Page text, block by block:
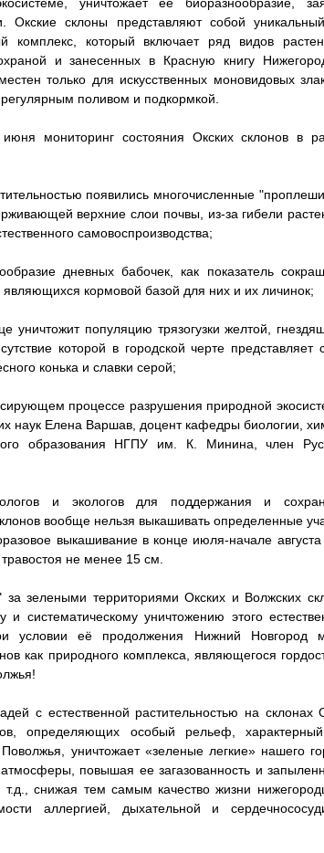
Окские склоны представляют собой
комплекс, который включает ряд видов
и занесенных в Красную книгу
только для искусственных моновидовых
поливом и подкормкой.
мониторинг состояния Окских склонов в
появились многочисленные
верхние слои почвы, из-за гибели
самовоспроизводства;
дневных бабочек, как показатель
являющихся кормовой базой для них и их личинок;
уничтожит популяцию трязогузки желтой,
которой в городской черте представляет
конька и славки серой;
процессе разрушения природной
наук Елена Варшав, доцент кафедры биологии,
образования НГПУ им. К. Минина, член
и экологов для поддержания и
вообще нельзя выкашивать определенные
выкашивание в конце июля-начале
не менее 15 см.
зелеными территориями Окских и Волжских
и систематическому уничтожению этого
условии её продолжения Нижний Новгород
как природного комплекса, являющегося
с естественной растительностью на склонах
определяющих особый рельеф,
уничтожает «зеленые легкие» нашего
повышая ее загазованность и
т.д., снижая тем самым качество жизни
аллергией, дыхательной и